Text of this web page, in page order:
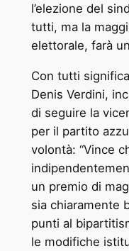
l’elezione del
tutti, ma la
elettorale, farà
Con tutti
Denis Verdini,
di seguire la
per il partito
volontà: “Vince
un premio di
sia chiaramente
punti al
le modifiche